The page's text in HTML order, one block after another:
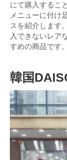
にて購入するこ
メニューに付け
スを紹介します
入できないレア
すめの商品です。
韓国